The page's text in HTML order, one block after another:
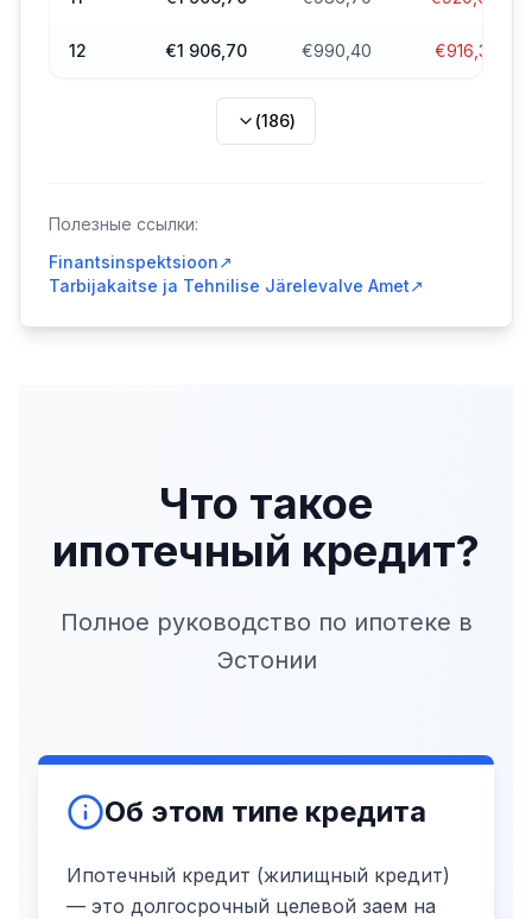
12 €1 906,70 €990,40 €916,30
(186)
Полезные ссылки:
Finantsinspektsioon↗
Tarbijakaitse ja Tehnilise Järelevalve Amet↗
Что такое
ипотечный кредит?
Полное руководство по ипотеке в
Эстонии
Об этом типе кредита
Ипотечный кредит (жилищный кредит)
— это долгосрочный целевой заем на